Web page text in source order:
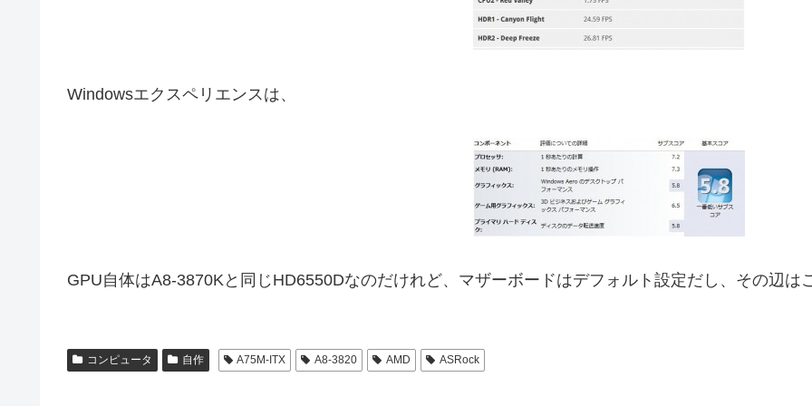
Windowsエクスペリエンスは、
GPU自体はA8-3870Kと同じHD6550Dなのだけれど、マザーボードはデフォルト設定だし、その辺は
コンピュータ 自作 A75M-ITX A8-3820 AMD ASRock